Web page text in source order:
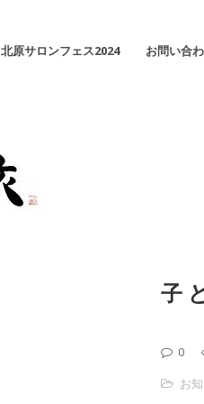
北原サロンフェス2024 お問い合
子
0
お